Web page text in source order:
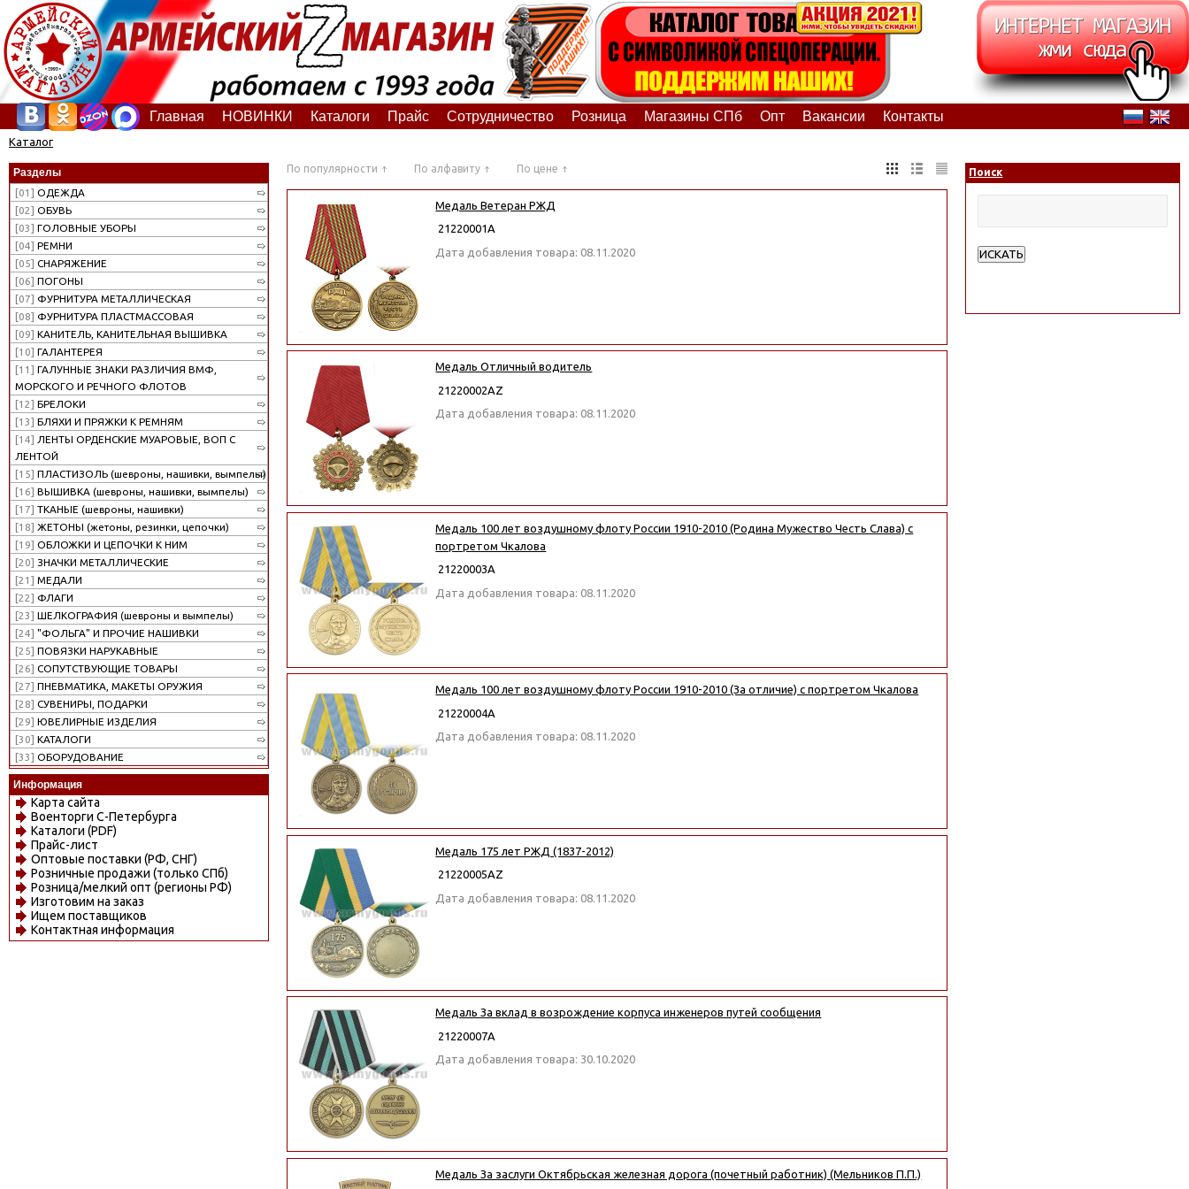
Главная НОВИНКИ Каталоги Прайс Сотрудничество Розница Магазины СПб Опт Вакансии Контакты
Каталог
Разделы
[01] ОДЕЖДА
[02] ОБУВЬ
[03] ГОЛОВНЫЕ УБОРЫ
[04] РЕМНИ
[05] СНАРЯЖЕНИЕ
[06] ПОГОНЫ
[07] ФУРНИТУРА МЕТАЛЛИЧЕСКАЯ
[08] ФУРНИТУРА ПЛАСТМАССОВАЯ
[09] КАНИТЕЛЬ, КАНИТЕЛЬНАЯ ВЫШИВКА
[10] ГАЛАНТЕРЕЯ
[11] ГАЛУННЫЕ ЗНАКИ РАЗЛИЧИЯ ВМФ,
МОРСКОГО И РЕЧНОГО ФЛОТОВ
[12] БРЕЛОКИ
[13] БЛЯХИ И ПРЯЖКИ К РЕМНЯМ
[14] ЛЕНТЫ ОРДЕНСКИЕ МУАРОВЫЕ, ВОП С
ЛЕНТОЙ
[15] ПЛАСТИЗОЛЬ (шевроны, нашивки, вымпелы)
[16] ВЫШИВКА (шевроны, нашивки, вымпелы)
[17] ТКАНЫЕ (шевроны, нашивки)
[18] ЖЕТОНЫ (жетоны, резинки, цепочки)
[19] ОБЛОЖКИ И ЦЕПОЧКИ К НИМ
[20] ЗНАЧКИ МЕТАЛЛИЧЕСКИЕ
[21] МЕДАЛИ
[22] ФЛАГИ
[23] ШЕЛКОГРАФИЯ (шевроны и вымпелы)
[24] "ФОЛЬГА" И ПРОЧИЕ НАШИВКИ
[25] ПОВЯЗКИ НАРУКАВНЫЕ
[26] СОПУТСТВУЮЩИЕ ТОВАРЫ
[27] ПНЕВМАТИКА, МАКЕТЫ ОРУЖИЯ
[28] СУВЕНИРЫ, ПОДАРКИ
[29] ЮВЕЛИРНЫЕ ИЗДЕЛИЯ
[30] КАТАЛОГИ
[33] ОБОРУДОВАНИЕ
Информация
Карта сайта
Военторги С-Петербурга
Каталоги (PDF)
Прайс-лист
Оптовые поставки (РФ, СНГ)
Розничные продажи (только СПб)
Розница/мелкий опт (регионы РФ)
Изготовим на заказ
Ищем поставщиков
Контактная информация
По популярности По алфавиту По цене
Медаль Ветеран РЖД
21220001А
Дата добавления товара: 08.11.2020
Медаль Отличный водитель
21220002АZ
Дата добавления товара: 08.11.2020
Медаль 100 лет воздушному флоту России 1910-2010 (Родина Мужество Честь Слава) с
портретом Чкалова
21220003А
Дата добавления товара: 08.11.2020
Медаль 100 лет воздушному флоту России 1910-2010 (За отличие) с портретом Чкалова
21220004А
Дата добавления товара: 08.11.2020
Медаль 175 лет РЖД (1837-2012)
21220005АZ
Дата добавления товара: 08.11.2020
Медаль За вклад в возрождение корпуса инженеров путей сообщения
21220007А
Дата добавления товара: 30.10.2020
Медаль За заслуги Октябрьская железная дорога (почетный работник) (Мельников П.П.)
Поиск
ИСКАТЬ